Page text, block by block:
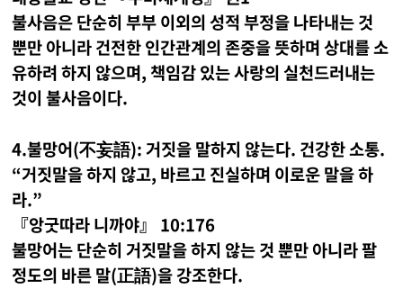
불사음은 단순히 부부 이외의 성적 부정을 나타내는 것
뿐만 아니라 건전한 인간관계의 존중을 뜻하며 상대를 소
유하려 하지 않으며, 책임감 있는 사랑의 실천드러내는
것이 불사음이다.
4.불망어(不妄語): 거짓을 말하지 않는다. 건강한 소통.
“거짓말을 하지 않고, 바르고 진실하며 이로운 말을 하
라.”
『앙굿따라 니까야』 10:176
불망어는 단순히 거짓말을 하지 않는 것 뿐만 아니라 팔
정도의 바른 말(正語)을 강조한다.